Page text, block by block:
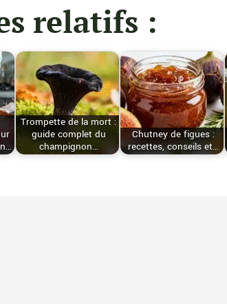
relatifs :
Trompette de la mort :
guide complet du
champignon…
Chutney de figues :
recettes, conseils et…